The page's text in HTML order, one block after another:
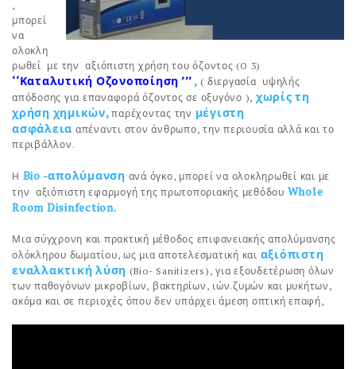
,
μπορεί
να
ολοκλη
ρωθεί με την αξιόπιστη χρήση του όζοντος (O 3)
‘‘Καταλυτική Οζονοποίηση ’’’ , ( διεργασία υψηλής
απόδοσης για επαναφορά όζοντος σε οξυγόνο ), χωρίς τη
χρήση χημικών,παρέχοντας την μέγιστη
ασφάλεια απέναντι στον άνθρωπο, την περιουσία αλλά και το
περιβάλλον.
Η Bio -απολύμανση ανά όγκο, μπορεί να ολοκληρωθεί και με
την αξιόπιστη εφαρμογή της πρωτοποριακής μεθόδου Whole
Room Disinfection.
Μια σύγχρονη και πρακτική μέθοδος επιφανειακής απολύμανσης
ολόκληρου δωματίου, ως μια αποτελεσματική και αξιόπιστη
εναλλακτική λύση (Bio- Sanitizers), για εξουδετέρωση όλων
των παθογόνων μικροβίων, βακτηρίων, ιών.ζυμών και μυκήτων,
ακόμα και σε περιοχές όπου δεν υπάρχει άμεση οπτική επαφή,